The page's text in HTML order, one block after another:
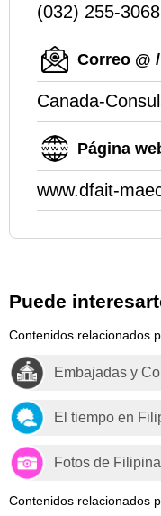
(032) 255-3068
Correo @ /
Canada-
Página
www.dfait-
Puede
Contenidos relacionados
Embajadas y
El tiempo en
Fotos de
Contenidos relacionados